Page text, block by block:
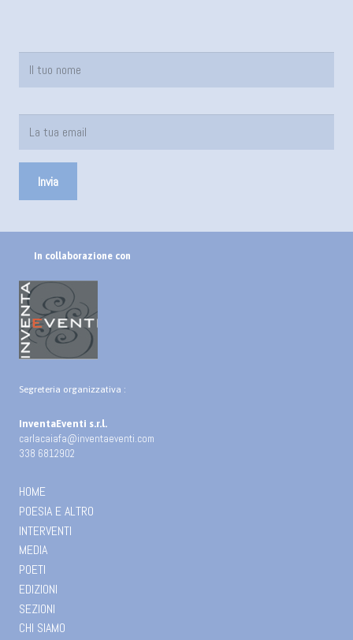
In collaborazione con
Segreteria organizzativa :
InventaEventi s.r.l.
carlacaiafa@inventaeventi.com
338 6812902
HOME
POESIA E ALTRO
INTERVENTI
MEDIA
POETI
EDIZIONI
SEZIONI
CHI SIAMO